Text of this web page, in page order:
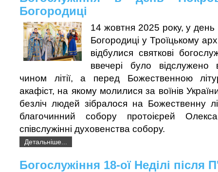
Богородиці
14 жовтня 2025 року, у
Богородиці у Троїцькому
відбулися святкові
ввечері було відслужено
чином літії, а перед Божественною
акафіст, на якому молилися за воїнів
безліч людей зібралося на Божественну
благочинний собору протоієрей
співслужінні духовенства собору.
Детальніше...
Богослужіння 18-ої Неділі після